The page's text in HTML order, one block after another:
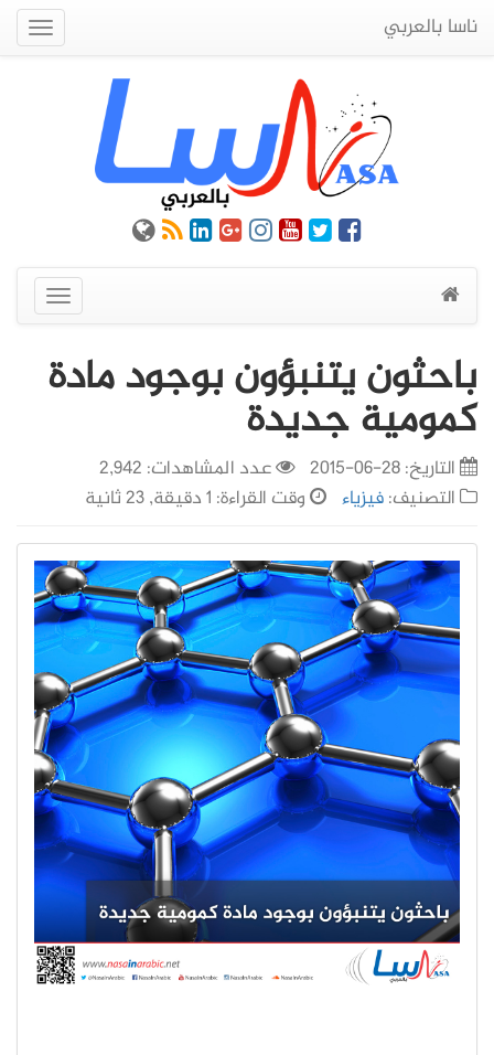
ناسا بالعربي
عرض
القائمة
باحثون يتنبؤون بوجود مادة
كمومية جديدة
التاريخ:28-06-2015
عدد المشاهدات: 2,942
التصنيف:فيزياء وقت القراءة: 1 دقيقة, 23 ثانية